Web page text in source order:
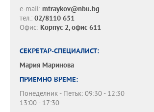
e-mail: mtraykov@nbu.bg
тел.: 02/8110 651
Офис: Корпус 2, офис 611
СЕКРЕТАР-СПЕЦИАЛИСТ:
Мария Маринова
ПРИЕМНО ВРЕМЕ:
Понеделник - Петък: 09:30 - 12:30
13:00 - 17:30